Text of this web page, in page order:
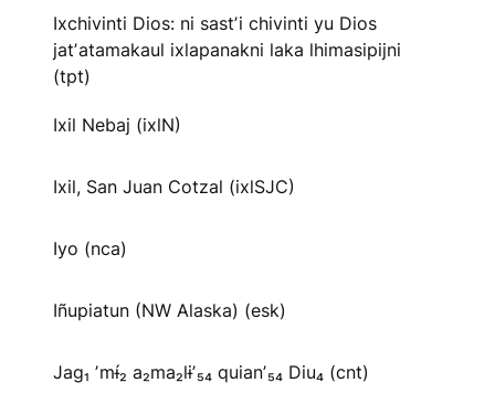
Ixchivinti Dios: ni sastʼi chivinti yu Dios
jatʼatamakaul ixlapanakni laka lhimasipijni
(tpt)
Ixil Nebaj (ixlN)
Ixil, San Juan Cotzal (ixlSJC)
Iyo (nca)
Iñupiatun (NW Alaska) (esk)
Jag₁ ʼmɨ́₂ a₂ma₂lɨʼ₅₄ quianʼ₅₄ Diu₄ (cnt)